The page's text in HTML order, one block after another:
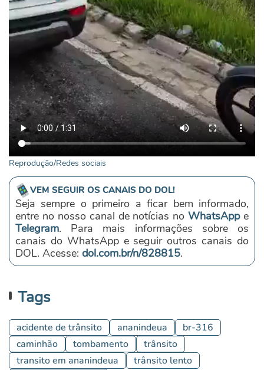
Reprodução/Redes sociais
VEM SEGUIR OS CANAIS DO DOL!
Seja sempre o primeiro a ficar bem informado,
entre no nosso canal de notícias noWhatsAppe
Telegram. Para mais informações sobre os
canais do WhatsApp e seguir outros canais do
DOL. Acesse: dol.com.br/n/828815.
Tags
acidente de trânsito ananindeua
br-316
caminhão
tombamento
trânsito
transito em ananindeua
trânsito lento